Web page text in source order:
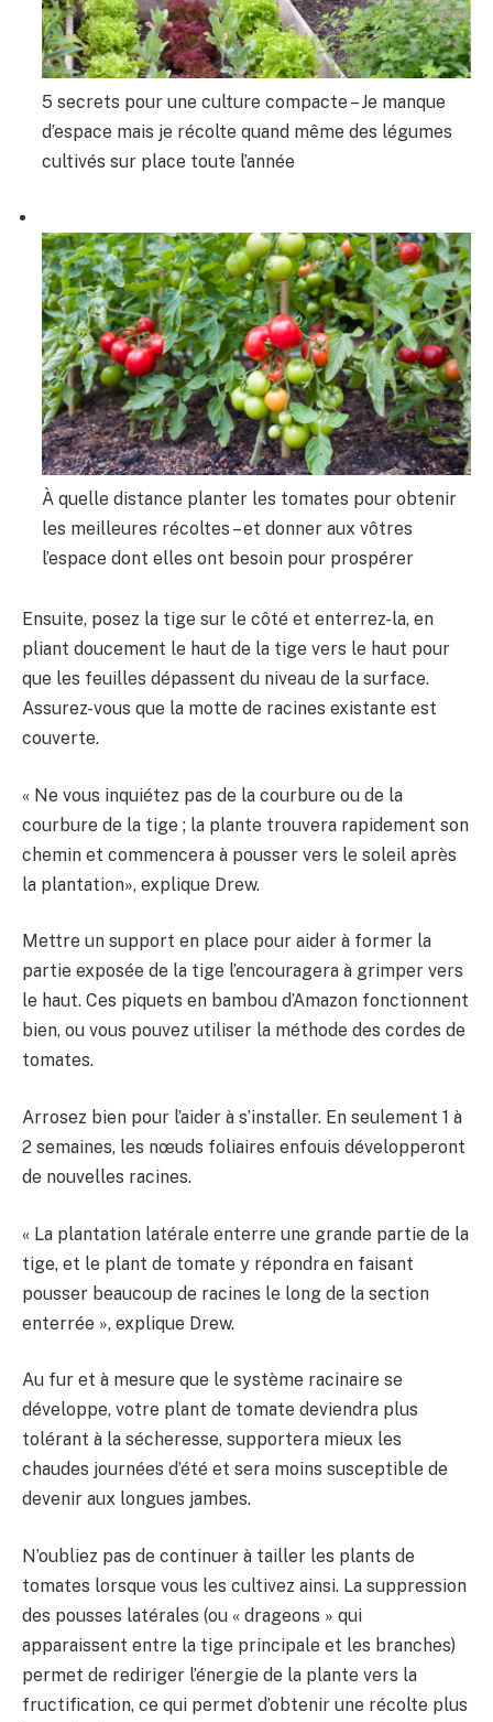
5 secrets pour une culture compacte – Je manque
d’espace mais je récolte quand même des légumes
cultivés sur place toute l’année
À quelle distance planter les tomates pour obtenir
les meilleures récoltes – et donner aux vôtres
l’espace dont elles ont besoin pour prospérer
Ensuite, posez la tige sur le côté et enterrez-la, en
pliant doucement le haut de la tige vers le haut pour
que les feuilles dépassent du niveau de la surface.
Assurez-vous que la motte de racines existante est
couverte.
« Ne vous inquiétez pas de la courbure ou de la
courbure de la tige ; la plante trouvera rapidement son
chemin et commencera à pousser vers le soleil après
la plantation», explique Drew.
Mettre un support en place pour aider à former la
partie exposée de la tige l’encouragera à grimper vers
le haut. Ces piquets en bambou d’Amazon fonctionnent
bien, ou vous pouvez utiliser la méthode des cordes de
tomates.
Arrosez bien pour l’aider à s’installer. En seulement 1 à
2 semaines, les nœuds foliaires enfouis développeront
de nouvelles racines.
« La plantation latérale enterre une grande partie de la
tige, et le plant de tomate y répondra en faisant
pousser beaucoup de racines le long de la section
enterrée », explique Drew.
Au fur et à mesure que le système racinaire se
développe, votre plant de tomate deviendra plus
tolérant à la sécheresse, supportera mieux les
chaudes journées d’été et sera moins susceptible de
devenir aux longues jambes.
N’oubliez pas de continuer à tailler les plants de
tomates lorsque vous les cultivez ainsi. La suppression
des pousses latérales (ou « drageons » qui
apparaissent entre la tige principale et les branches)
permet de rediriger l’énergie de la plante vers la
fructification, ce qui permet d’obtenir une récolte plus